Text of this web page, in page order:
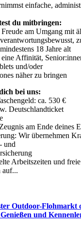
einfache,
du mitbringen:
am Umgang mit
18 Jahre alt
eine Affinität,
und/oder
näher zu bringen
bei uns:
ca. 530 €
Deutschlandticket
am Ende deines
Wir übernehmen
und
Arbeitszeiten und
auf...
Outdoor-Flohmarkt
und